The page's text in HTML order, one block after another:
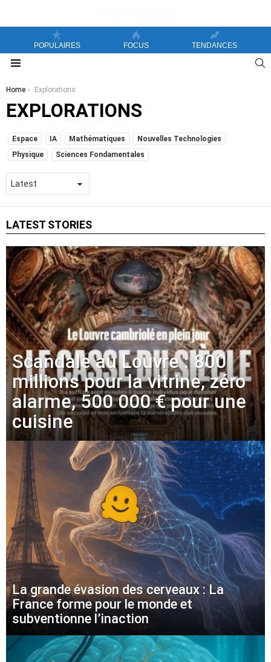
POPULAIRES FOCUS TENDANCES
You are here:
Home Explorations
EXPLORATIONS
SUBTERMS
Espace IA Mathématiques
Nouvelles Technologies
Physique
Sciences Fondamentales
LATEST STORIES
Scandale au Louvre : 800
millions pour la vitrine, zéro
alarme, 500 000 € pour une
cuisine
La grande évasion des cerveaux : La
France forme pour le monde et
subventionne l’inaction